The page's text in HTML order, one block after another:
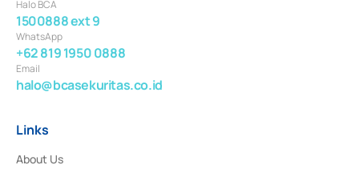
Halo BCA
1500888 ext 9
WhatsApp
+62 819 1950 0888
Email
halo@bcasekuritas.co.id
Links
About Us